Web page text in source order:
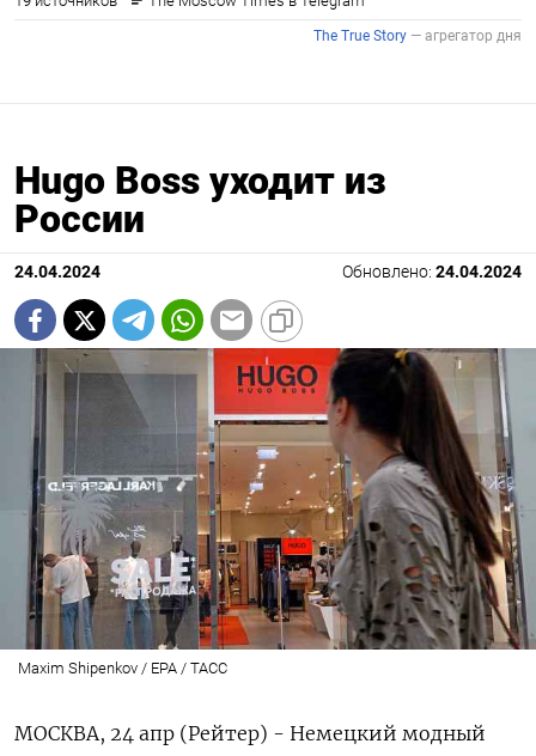
Hugo Boss уходит из
России
24.04.2024 Обновлено: 24.04.2024
Maxim Shipenkov / EPA / ТАСС
МОСКВА, 24 апр (Рейтер) - Немецкий модный